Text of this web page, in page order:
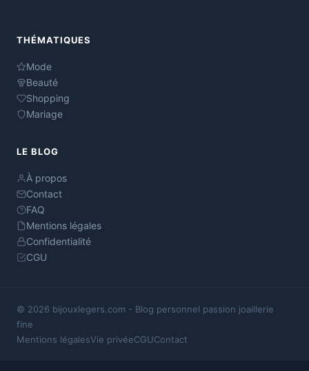
THÉMATIQUES
Mode
Beauté
Shopping
Mariage
LE BLOG
À propos
Contact
FAQ
Mentions légales
Confidentialité
CGU
© 2026 bijouxlegers.com - Blog personnel passion joaillerie
fine
Mentions légalesVie privéeCGUContact